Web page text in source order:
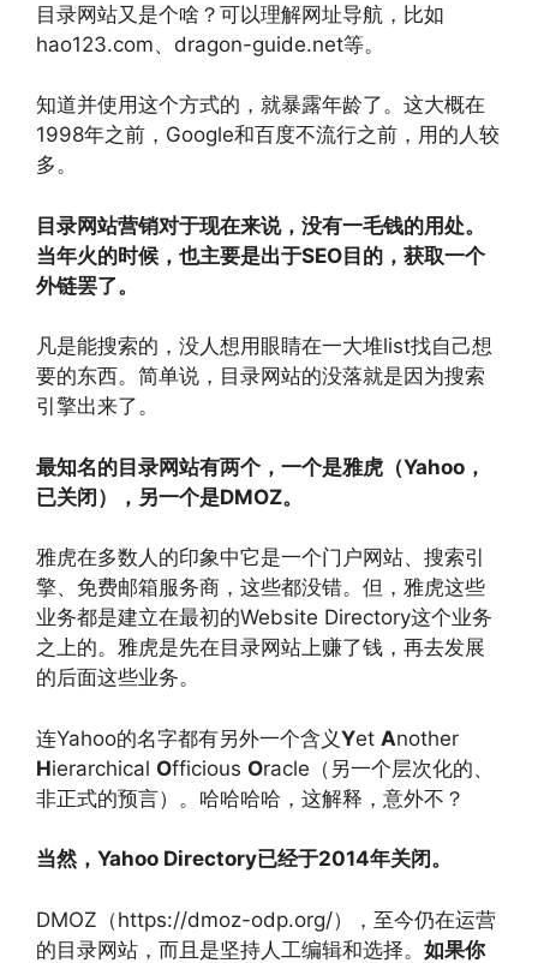
目录网站又是个啥？可以理解网址导航，比如
hao123.com、dragon-guide.net等。
知道并使用这个方式的，就暴露年龄了。这大概在
1998年之前，Google和百度不流行之前，用的人较
多。
目录网站营销对于现在来说，没有一毛钱的用处。
当年火的时候，也主要是出于SEO目的，获取一个
外链罢了。
凡是能搜索的，没人想用眼睛在一大堆list找自己想
要的东西。简单说，目录网站的没落就是因为搜索
引擎出来了。
最知名的目录网站有两个，一个是雅虎（Yahoo，
已关闭），另一个是DMOZ。
雅虎在多数人的印象中它是一个门户网站、搜索引
擎、免费邮箱服务商，这些都没错。但，雅虎这些
业务都是建立在最初的Website Directory这个业务
之上的。雅虎是先在目录网站上赚了钱，再去发展
的后面这些业务。
连Yahoo的名字都有另外一个含义Yet Another
Hierarchical Officious Oracle（另一个层次化的、
非正式的预言）。哈哈哈哈，这解释，意外不？
当然，Yahoo Directory已经于2014年关闭。
DMOZ（https://dmoz-odp.org/），至今仍在运营
的目录网站，而且是坚持人工编辑和选择。 如果你